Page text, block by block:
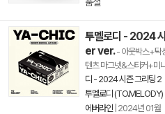
투멜로디 - 2024
er ver.- 아웃박스+탁
텐츠 마그넷&스티커+미
디 - 2024 시즌 그리팅 2
투멜로디 (TO.MELODY)
에버라인 2024년 01월